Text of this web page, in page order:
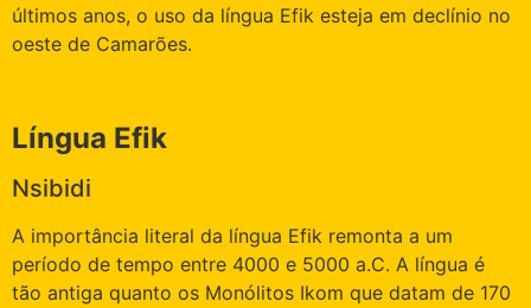
últimos anos, o uso da língua Efik esteja em declínio no
oeste de Camarões.
Língua Efik
Nsibidi
A importância literal da língua Efik remonta a um
período de tempo entre 4000 e 5000 a.C. A língua é
tão antiga quanto os Monólitos Ikom que datam de 170